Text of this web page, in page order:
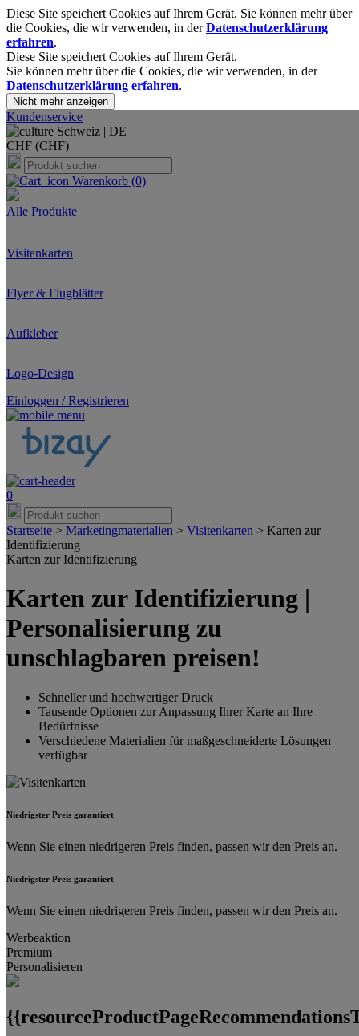
Diese Site speichert Cookies auf Ihrem Gerät. Sie können mehr über
die Cookies, die wir verwenden, in derDatenschutzerklärung
erfahren.
Diese Site speichert Cookies auf Ihrem Gerät.
Sie können mehr über die Cookies, die wir verwenden, in der
Datenschutzerklärung erfahren.
Nicht mehr anzeigen
Kundenservice |
Schweiz | DE
CHF (CHF)
Warenkorb (0)
Alle Produkte
Visitenkarten
Flyer & Flugblätter
Aufkleber
Logo-Design
Einloggen / Registrieren
0
Startseite > Marketingmaterialien > Visitenkarten > Karten zur
Identifizierung
Karten zur Identifizierung
Karten zur Identifizierung |
Personalisierung zu
unschlagbaren preisen!
Schneller und hochwertiger Druck
Tausende Optionen zur Anpassung Ihrer Karte an Ihre
Bedürfnisse
Verschiedene Materialien für maßgeschneiderte Lösungen
verfügbar
Niedrigster Preis garantiert
Wenn Sie einen niedrigeren Preis finden, passen wir den Preis an.
Niedrigster Preis garantiert
Wenn Sie einen niedrigeren Preis finden, passen wir den Preis an.
Werbeaktion
Premium
Personalisieren